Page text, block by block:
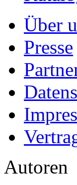
Über
Presse
Autoren